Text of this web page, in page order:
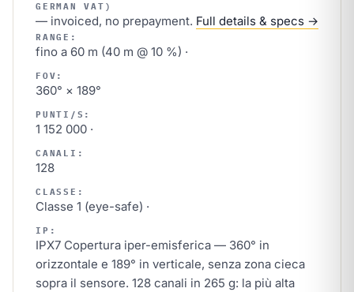
GERMAN VAT)
— invoiced, no prepayment. Full details & specs →
RANGE:
fino a 60 m (40 m @ 10 %) ·
FOV:
360° × 189°
PUNTI/S:
1 152 000 ·
CANALI:
128
CLASSE:
Classe 1 (eye-safe) ·
IP:
IPX7 Copertura iper-emisferica — 360° in
orizzontale e 189° in verticale, senza zona cieca
sopra il sensore. 128 canali in 265 g: la più alta